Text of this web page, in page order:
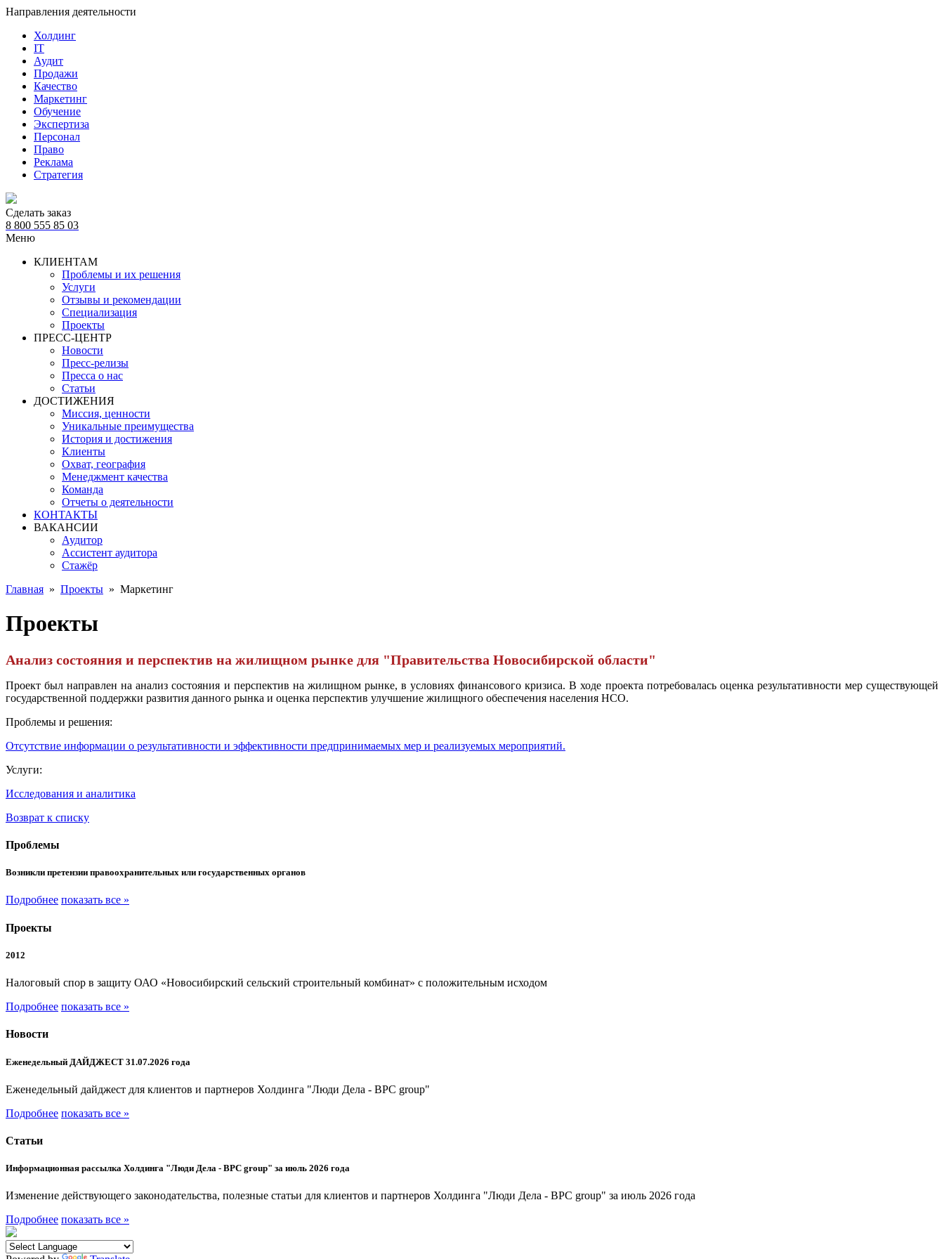
Направления деятельности
Холдинг
IT
Аудит
Продажи
Качество
Маркетинг
Обучение
Экспертиза
Персонал
Право
Реклама
Стратегия
Сделать заказ
8 800 555 85 03
Меню
КЛИЕНТАМ
Проблемы и их решения
Услуги
Отзывы и рекомендации
Специализация
Проекты
ПРЕСС-ЦЕНТР
Новости
Пресс-релизы
Пресса о нас
Статьи
ДОСТИЖЕНИЯ
Миссия, ценности
Уникальные преимущества
История и достижения
Клиенты
Охват, география
Менеджмент качества
Команда
Отчеты о деятельности
КОНТАКТЫ
ВАКАНСИИ
Аудитор
Ассистент аудитора
Стажёр
Главная » Проекты » Маркетинг
Проекты
Анализ состояния и перспектив на жилищном рынке для "Правительства Новосибирской области"
Проект был направлен на анализ состояния и перспектив на жилищном рынке, в условиях финансового кризиса. В ходе проекта потребовалась оценка результативности мер существующей
государственной поддержки развития данного рынка и оценка перспектив улучшение жилищного обеспечения населения НСО.
Проблемы и решения:
Отсутствие информации о результативности и эффективности предпринимаемых мер и реализуемых мероприятий.
Услуги:
Исследования и аналитика
Возврат к списку
Проблемы
Возникли претензии правоохранительных или государственных органов
Подробнее показать все »
Проекты
2012
Налоговый спор в защиту ОАО «Новосибирский сельский строительный комбинат» с положительным исходом
Подробнее показать все »
Новости
Еженедельный ДАЙДЖЕСТ 31.07.2026 года
Еженедельный дайджест для клиентов и партнеров Холдинга "Люди Дела - BPC group"
Подробнее показать все »
Статьи
Информационная рассылка Холдинга "Люди Дела - BPC group" за июль 2026 года
Изменение действующего законодательства, полезные статьи для клиентов и партнеров Холдинга "Люди Дела - BPC group" за июль 2026 года
Подробнее показать все »